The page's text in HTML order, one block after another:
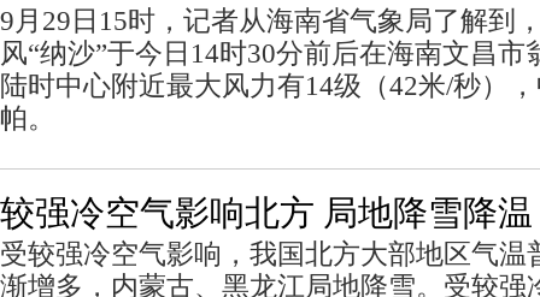
9月29日15时，记者从海南省气象局了解到
风“纳沙”于今日14时30分前后在海南文昌
陆时中心附近最大风力有14级（42米/秒）
帕。
较强冷空气影响北方 局地降雪降温
受较强冷空气影响，我国北方大部地区气温
渐增多，内蒙古、黑龙江局地降雪。受较强